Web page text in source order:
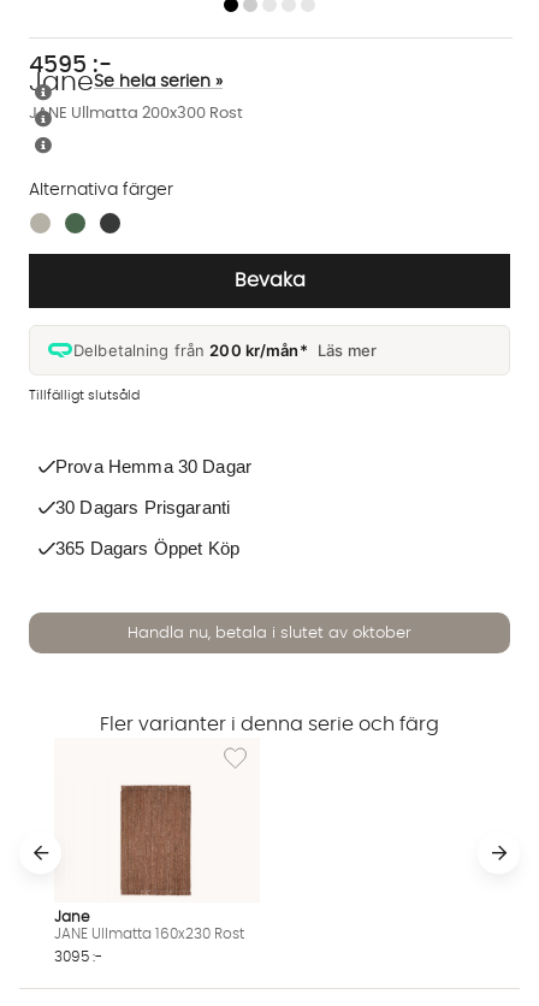
JANE Ullmatta 200x300 Rost
JaneSe hela serien »
4595 :-
Bevaka
Delbetalning från 200 kr/mån* Läs mer
Tillfälligt slutsåld
Alternativa färger
Finns även i dessa färger:
Prova Hemma 30 Dagar
30 Dagars Prisgaranti
365 Dagars Öppet Köp
Handla nu, betala i slutet av oktober
Fler varianter i denna serie och färg
Lägg till i önskelista: JANE Ullmatta 160x230
Jane
JANE Ullmatta 160x230 Rost
3095 :-
Vi använder AI för att svara på dina frågor. Konversationen
sparas i upp till 24 timmar för att kunna hjälpa dig. Vi delar
inte dina uppgifter med tredje part. Läs mer i vår
Jag godkänner att konversationen sparas